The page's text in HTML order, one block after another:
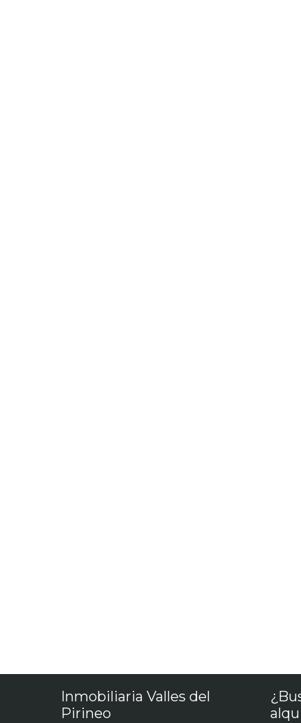
Inmobiliaria Valles del
Pirineo